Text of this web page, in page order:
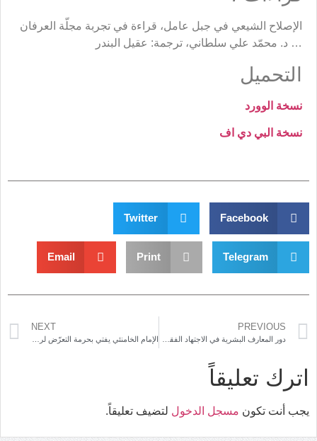
الإصلاح الشيعي في جبل عامل، قراءة في تجربة مجلّة العرفان
… د. محمّد علي سلطاني، ترجمة: عقيل البندر
التحميل
نسخة الوورد
نسخة البي دي اف
Facebook
Twitter
Telegram
Print
Email
PREVIOUS
NEXT
اترك تعليقاً
يجب أنت تكون مسجل الدخول لتضيف تعليقاً.